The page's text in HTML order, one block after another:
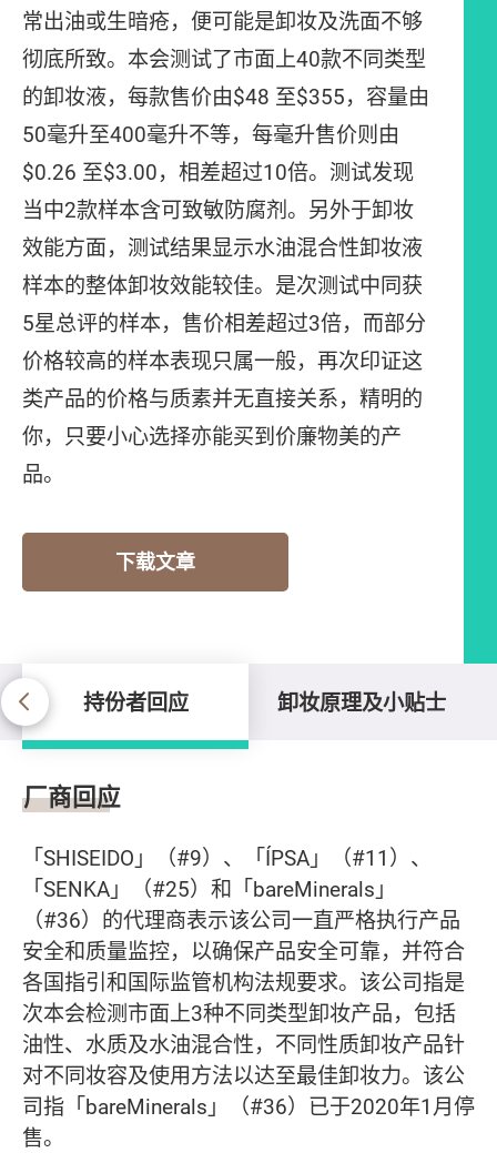
常出油或生暗疮，便可能是卸妆及洗面不够
彻底所致。本会测试了市面上40款不同类型
的卸妆液，每款售价由$48 至$355，容量由
50毫升至400毫升不等，每毫升售价则由
$0.26 至$3.00，相差超过10倍。测试发现
当中2款样本含可致敏防腐剂。另外于卸妆
效能方面，测试结果显示水油混合性卸妆液
样本的整体卸妆效能较佳。是次测试中同获
5星总评的样本，售价相差超过3倍，而部分
价格较高的样本表现只属一般，再次印证这
类产品的价格与质素并无直接关系，精明的
你，只要小心选择亦能买到价廉物美的产
品。
下载文章
持份者回应 卸妆原理及小贴士
持份者回应
厂商回应
「SHISEIDO」（#9）、「ÍPSA」（#11）、
「SENKA」（#25）和「bareMinerals」
（#36）的代理商表示该公司一直严格执行产品
安全和质量监控，以确保产品安全可靠，并符合
各国指引和国际监管机构法规要求。该公司指是
次本会检测市面上3种不同类型卸妆产品，包括
油性、水质及水油混合性，不同性质卸妆产品针
对不同妆容及使用方法以达至最佳卸妆力。该公
司指「bareMinerals」（#36）已于2020年1月停
售。